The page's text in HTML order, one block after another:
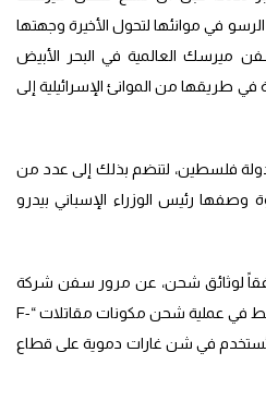
في موانئها لتحول الأخيرة وجهتها
ميرسك العالمية في البحر الأبيض
في طريقها من الموانئ الإسرائيلية إلى
مدريد بدولة فلسطين، لتنضم بذلك إلى عدد من
وصفها رئيس الوزراء الإسباني بيدرو
لوثائق شحن، عن مرور سفن شركة
“ميرسك” عبر ميناء طنجة المتوسط في عملية شحن مكونات مقاتلات “F-
تُستخدم في شن غارات دموية على قطاع